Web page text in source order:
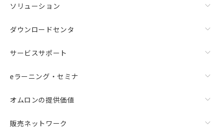
ソリューション
ダウンロードセンタ
サービスサポート
eラーニング・セミナ
オムロンの提供価値
販売ネットワーク